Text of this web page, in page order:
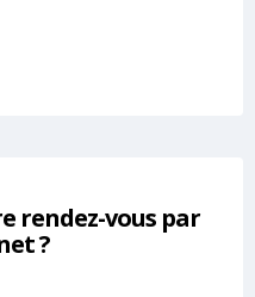
rendez-vous par
?